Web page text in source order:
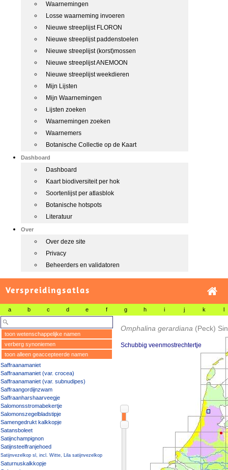
Waarnemingen
Losse waarneming invoeren
Nieuwe streeplijst FLORON
Nieuwe streeplijst paddenstoelen
Nieuwe streeplijst (korst)mossen
Nieuwe streeplijst ANEMOON
Nieuwe streeplijst weekdieren
Mijn Lijsten
Mijn Waarnemingen
Lijsten zoeken
Waarnemingen zoeken
Waarnemers
Botanische Collectie op de Kaart
Dashboard
Dashboard
Kaart biodiversiteit per hok
Soortenlijst per atlasblok
Botanische hotspots
Literatuur
Over
Over deze site
Privacy
Beheerders en validatoren
Verspreidingsatlas
a b c d e f g h i j k l
toon wetenschappelijke namen
verberg synoniemen
toon alleen geaccepteerde namen
Saffraanamaniet
Saffraanamaniet (var. crocea)
Saffraanamaniet (var. subnudipes)
Saffraangordijnzwam
Saffraanharshaarveegje
Salomonsstromabekertje
Salomonszegelbladstipje
Samengedrukt kalkkopje
Satansboleet
Satijnchampignon
Satijnsteelfranjehoed
Satijnvezelkop sl, incl. Witte, Lila satijnvezelkop
Saturnuskalkkopje
Omphalina gerardiana (Peck)
Schubbig veenmostrechtertje